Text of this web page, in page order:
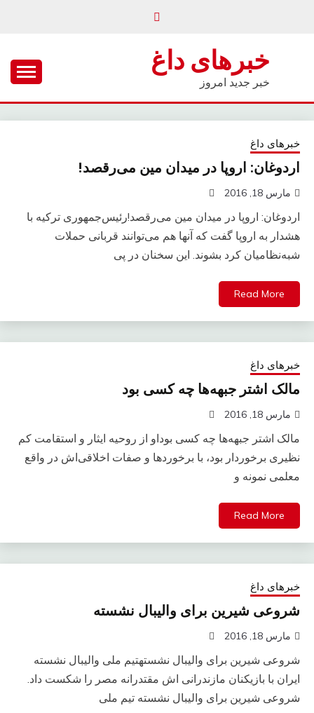
خبرهای داغ
خبر جدید امروز
خبرهای داغ
اردوغان: اروپا در میدان مین می‌رقصد!
مارس 18, 2016
اردوغان: اروپا در میدان مین می‌رقصد!رئیس‌جمهوری ترکیه با
هشدار به اروپا گفت که آنها هم می‌توانند قربانی حملات
شبه‌نظامیان کرد بشوند. این سخنان در پی
Read More
خبرهای داغ
مالک اشتر جبهه‌ها چه کسی بود
مارس 18, 2016
مالک اشتر جبهه‌ها چه کسی بوداو از روحیه ایثار و استقامت کم
نظیری برخوردار بود، با برخوردها و صفات اخلاقی‌اش در واقع
معلمی نمونه و
Read More
خبرهای داغ
شروعی شیرین برای والیبال نشسته
مارس 18, 2016
شروعی شیرین برای والیبال نشستهتیم ملی والیبال نشسته
ایران با بازیکنان مازندرانی اش مقتدرانه مصر را شکست داد.
شروعی شیرین برای والیبال نشسته تیم ملی